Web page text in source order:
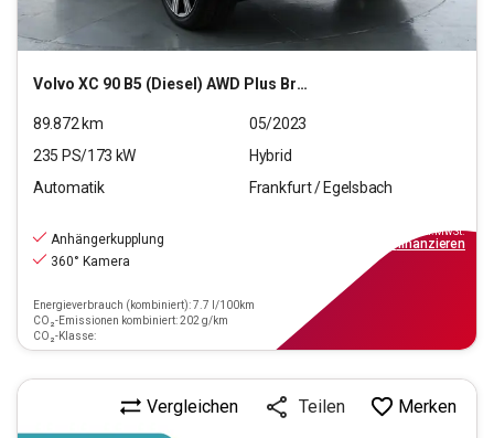
Volvo XC 90 B5 (Diesel) AWD Plus Bright (EURO 6d)
89.872km
05/2023
235 PS/173 kW
Hybrid
Automatik
Frankfurt / Egelsbach
Anhängerkupplung
360° Kamera
Energieverbrauch (kombiniert): 7.7 l/100km
CO₂-Emissionen kombiniert: 202 g/km
CO₂-Klasse:
inkl.MwSt.
finanzieren
Vergleichen Teilen Merken